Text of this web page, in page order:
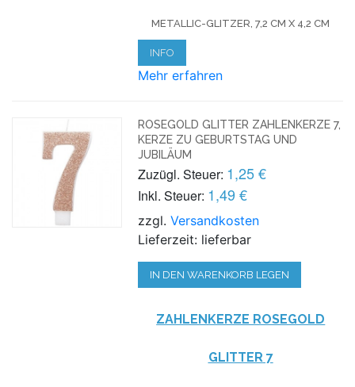
METALLIC-GLITZER, 7,2 CM X 4,2 CM
INFO
Mehr erfahren
ROSEGOLD GLITTER ZAHLENKERZE 7,
KERZE ZU GEBURTSTAG UND
JUBILÄUM
Zuzügl. Steuer: 1,25 €
Inkl. Steuer: 1,49 €
zzgl.Versandkosten
Lieferzeit: lieferbar
IN DEN WARENKORB LEGEN
ZAHLENKERZE ROSEGOLD
GLITTER7